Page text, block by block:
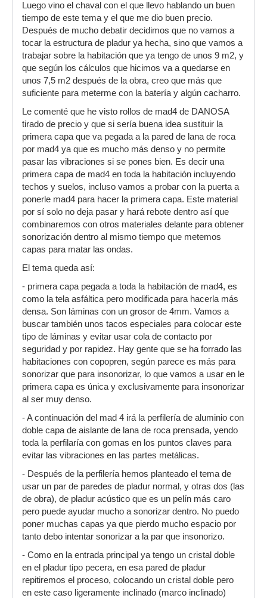
Luego vino el chaval con el que llevo hablando un buen
tiempo de este tema y el que me dio buen precio.
Después de mucho debatir decidimos que no vamos a
tocar la estructura de pladur ya hecha, sino que vamos a
trabajar sobre la habitación que ya tengo de unos 9 m2, y
que según los cálculos que hicimos va a quedarse en
unos 7,5 m2 después de la obra, creo que más que
suficiente para meterme con la batería y algún cacharro.
Le comenté que he visto rollos de mad4 de DANOSA
tirado de precio y que si sería buena idea sustituir la
primera capa que va pegada a la pared de lana de roca
por mad4 ya que es mucho más denso y no permite
pasar las vibraciones si se pones bien. Es decir una
primera capa de mad4 en toda la habitación incluyendo
techos y suelos, incluso vamos a probar con la puerta a
ponerle mad4 para hacer la primera capa. Este material
por sí solo no deja pasar y hará rebote dentro así que
combinaremos con otros materiales delante para obtener
sonorización dentro al mismo tiempo que metemos
capas para matar las ondas.
El tema queda así:
- primera capa pegada a toda la habitación de mad4, es
como la tela asfáltica pero modificada para hacerla más
densa. Son láminas con un grosor de 4mm. Vamos a
buscar también unos tacos especiales para colocar este
tipo de láminas y evitar usar cola de contacto por
seguridad y por rapidez. Hay gente que se ha forrado las
habitaciones con copopren, según parece es más para
sonorizar que para insonorizar, lo que vamos a usar en le
primera capa es única y exclusivamente para insonorizar
al ser muy denso.
- A continuación del mad 4 irá la perfilería de aluminio con
doble capa de aislante de lana de roca prensada, yendo
toda la perfilaría con gomas en los puntos claves para
evitar las vibraciones en las partes metálicas.
- Después de la perfilería hemos planteado el tema de
usar un par de paredes de pladur normal, y otras dos (las
de obra), de pladur acústico que es un pelín más caro
pero puede ayudar mucho a sonorizar dentro. No puedo
poner muchas capas ya que pierdo mucho espacio por
tanto debo intentar sonorizar a la par que insonorizo.
- Como en la entrada principal ya tengo un cristal doble
en el pladur tipo pecera, en esa pared de pladur
repitiremos el proceso, colocando un cristal doble pero
en este caso ligeramente inclinado (marco inclinado)